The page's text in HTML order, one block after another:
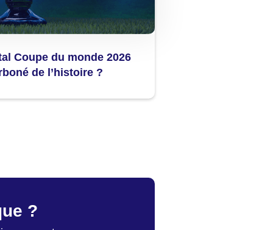
Coupe du monde 2026
de l’histoire ?
?